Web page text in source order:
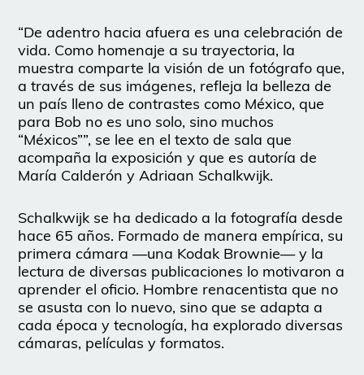
“De adentro hacia afuera es una celebración de
vida. Como homenaje a su trayectoria, la
muestra comparte la visión de un fotógrafo que,
a través de sus imágenes, refleja la belleza de
un país lleno de contrastes como México, que
para Bob no es uno solo, sino muchos
“Méxicos””, se lee en el texto de sala que
acompaña la exposición y que es autoría de
María Calderón y Adriaan Schalkwijk.
Schalkwijk se ha dedicado a la fotografía desde
hace 65 años. Formado de manera empírica, su
primera cámara —una Kodak Brownie— y la
lectura de diversas publicaciones lo motivaron a
aprender el oficio. Hombre renacentista que no
se asusta con lo nuevo, sino que se adapta a
cada época y tecnología, ha explorado diversas
cámaras, películas y formatos.